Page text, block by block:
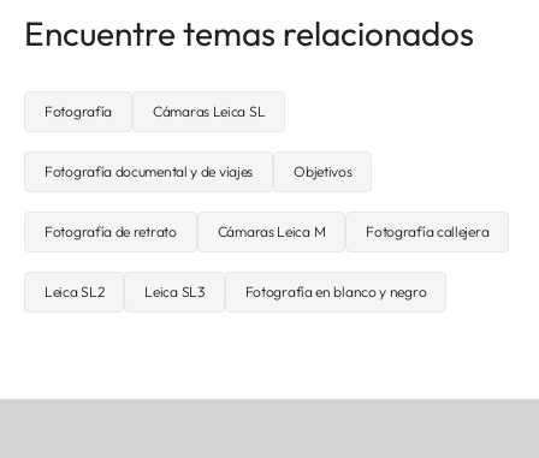
Encuentre temas relacionados
Fotografía Cámaras Leica SL
Fotografía documental y de viajes Objetivos
Fotografía de retrato Cámaras Leica M Fotografía callejera
Leica SL2 Leica SL3 Fotografía en blanco y negro